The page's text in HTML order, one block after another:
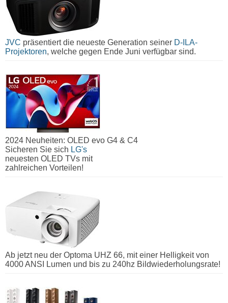
JVC präsentiert die neueste Generation seiner D-ILA-
Projektoren, welche gegen Ende Juni verfügbar sind.
2024 Neuheiten: OLED evo G4 & C4
Sicheren Sie sich LG's
neuesten OLED TVs mit
zahlreichen Vorteilen!
Ab jetzt neu der Optoma UHZ 66, mit einer Helligkeit von
4000 ANSI Lumen und bis zu 240hz Bildwiederholungsrate!